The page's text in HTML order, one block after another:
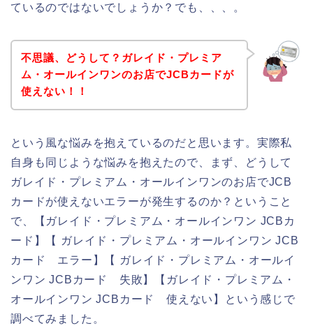
ているのではないでしょうか？でも、、、。
不思議、どうして？ガレイド・プレミア
ム・オールインワンのお店でJCBカードが
使えない！！
という風な悩みを抱えているのだと思います。実際私
自身も同じような悩みを抱えたので、まず、どうして
ガレイド・プレミアム・オールインワンのお店でJCB
カードが使えないエラーが発生するのか？ということ
で、【ガレイド・プレミアム・オールインワン JCBカ
ード】【 ガレイド・プレミアム・オールインワン JCB
カード エラー】【 ガレイド・プレミアム・オールイ
ンワン JCBカード 失敗】【ガレイド・プレミアム・
オールインワン JCBカード 使えない】という感じで
調べてみました。